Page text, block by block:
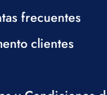
frecuentes
clientes